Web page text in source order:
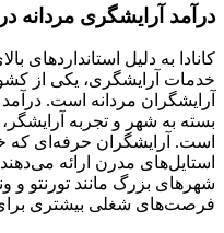
درآمد آرایشگری مردانه در
کانادا به دلیل استانداردهای
خدمات آرایشگری، یکی از
آرایشگران مردانه است. درآمد
است. آرایشگران حرفه‌ای که
استایل‌های مدرن ارائه
شهرهای بزرگ مانند تورنتو و
فرصت‌های شغلی بیشتری برای